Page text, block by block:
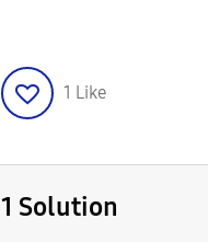
1 Like
1 Solution